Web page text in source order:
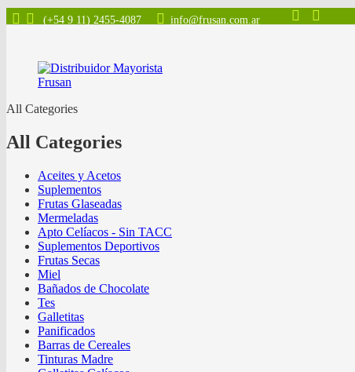
(+54 9 11) 2455-4087 info@frusan.com.ar
All Categories
All Categories
Aceites y Acetos
Suplementos
Frutas Glaseadas
Mermeladas
Apto Celíacos - Sin TACC
Suplementos Deportivos
Frutas Secas
Miel
Bañados de Chocolate
Tes
Galletitas
Panificados
Barras de Cereales
Tinturas Madre